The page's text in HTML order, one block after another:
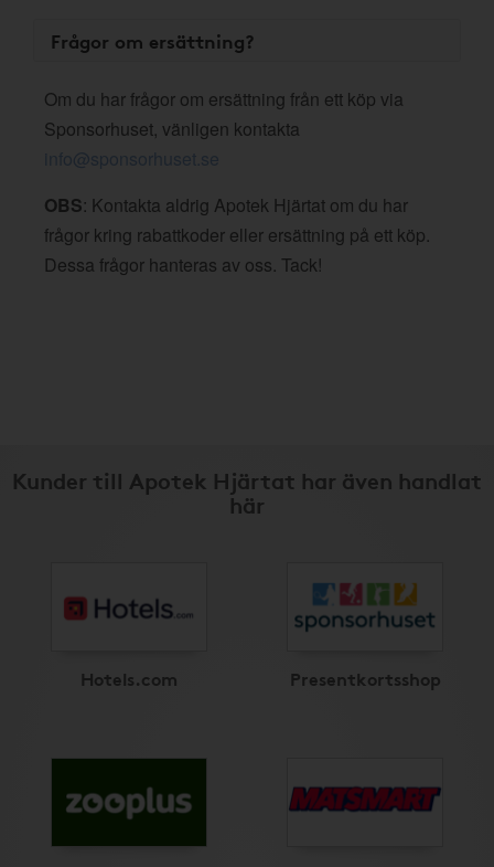
Frågor om ersättning?
Om du har frågor om ersättning från ett köp via
Sponsorhuset, vänligen kontakta
info@sponsorhuset.se
OBS: Kontakta aldrig Apotek Hjärtat om du har
frågor kring rabattkoder eller ersättning på ett köp.
Dessa frågor hanteras av oss. Tack!
Kunder till Apotek Hjärtat har även handlat
här
Hotels.com Presentkortsshop